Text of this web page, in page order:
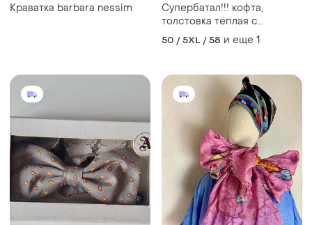
Краватка barbara nessim
Супербатал!!! кофта,
толстовка тёплая с
начёсом меланж аtlas for
men (франция) очень
50 / 5XL / 58 и еще 1